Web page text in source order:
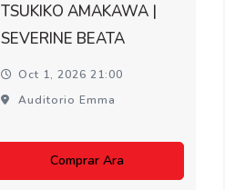
TSUKIKO AMAKAWA |
SEVERINE BEATA
Oct 1, 2026 21:00
Auditorio Emma
Comprar Ara